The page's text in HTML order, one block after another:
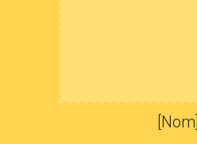
[Nom]